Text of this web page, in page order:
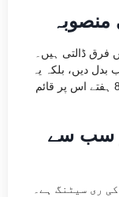
منصوبہ
ڈالتی ہیں۔
دیں، بلکہ یہ
ہے کہ آپ ایک قابلِ عمل پلان بنائیں اور 4 سے 8 ہفتے اس پر قائم
سب سے
ری سیٹنگ ہے۔